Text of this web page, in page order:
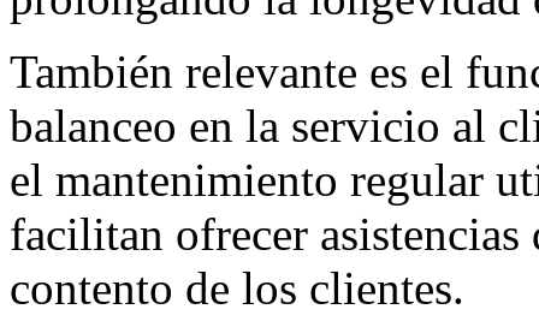
También relevante es el
balanceo en la servicio al
el mantenimiento regular
facilitan ofrecer
contento de los clientes.